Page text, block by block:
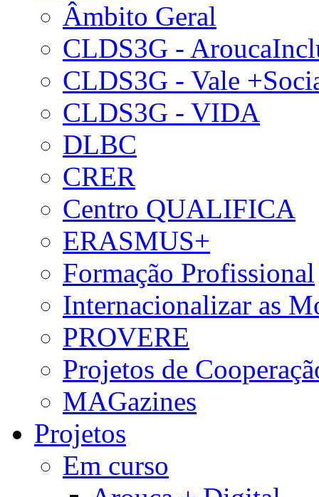
Âmbito Geral
CLDS3G -
CLDS3G - Vale
CLDS3G - VIDA
DLBC
CRER
Centro QUALIFICA
ERASMUS+
Formação Profissional
Internacionalizar as
PROVERE
Projetos de
MAGazines
Projetos
Em curso